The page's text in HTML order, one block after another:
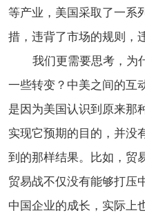
等产业，美国采取了一系
措，违背了市场的规则，
我们更需要思考，为什
一些转变？中美之间的互
是因为美国认识到原来那
实现它预期的目的，并没
到的那样结果。比如，贸
贸易战不仅没有能够打压
中国企业的成长，实际上